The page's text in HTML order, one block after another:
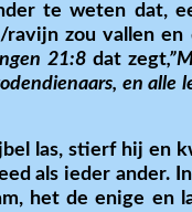
te weten dat,
zou vallen
21:8 dat zegt
en
las, stierf hij en
als ieder ander.
het de enige en